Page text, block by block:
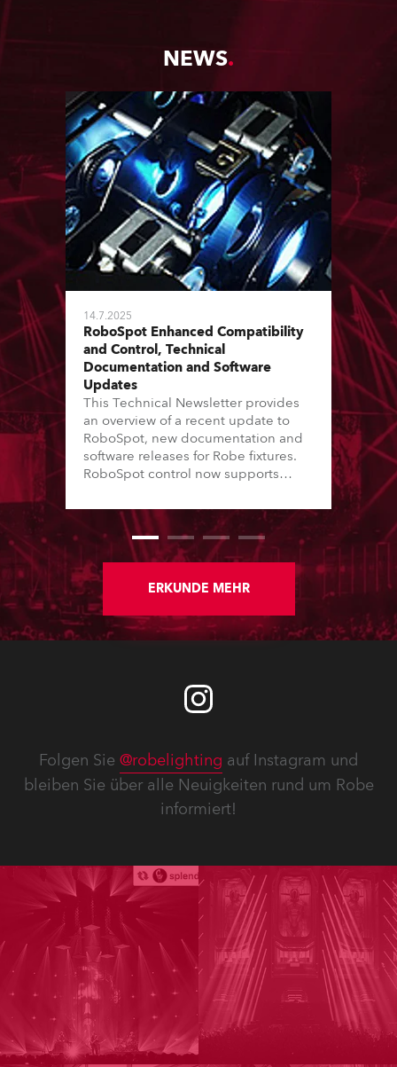
NEWS
14.7.2025
RoboSpot Enhanced Compatibility
and Control, Technical
Documentation and Software
Updates
This Technical Newsletter provides
an overview of a recent update to
RoboSpot, new documentation and
software releases for Robe fixtures.
RoboSpot control now supports
Colour channels, while various fixes
enhance reliability and workflow.
New Service Manuals, Technical
Bulletins and updated Spare Parts
Price Lists are available for
download. In addition, software
updates for lighting fixtures
introduce new features, performance
ERKUNDE MEHR
Folgen Sie @robelighting auf Instagram und
bleiben Sie über alle Neuigkeiten rund um Robe
informiert!